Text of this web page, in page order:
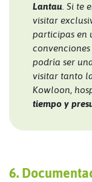
Lantau . Si te
visitar
participas en
podría ser
visitar tanto
Kowloon,
tiempo y
6.